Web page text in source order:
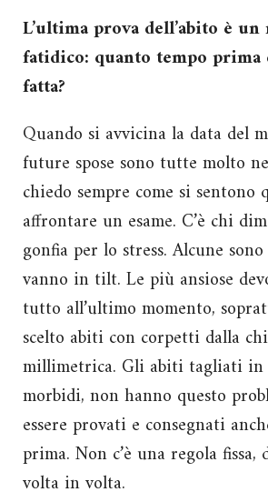
L’ultima prova dell’abito è
fatidico: quanto tempo prima
fatta?
Quando si avvicina la data del
future spose sono tutte molto
chiedo sempre come si sentono
affrontare un esame. C’è chi
gonfia per lo stress. Alcune
vanno in tilt. Le più ansiose
tutto all’ultimo momento,
scelto abiti con corpetti dalla
millimetrica. Gli abiti tagliati in
morbidi, non hanno questo
essere provati e consegnati
prima. Non c’è una regola fissa,
volta in volta.